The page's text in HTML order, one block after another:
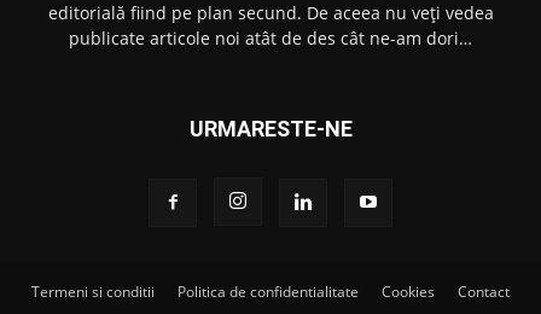
editorială fiind pe plan secund. De aceea nu veți vedea
publicate articole noi atât de des cât ne-am dori…
URMARESTE-NE
Termeni si conditii Politica de confidentialitate Cookies Contact